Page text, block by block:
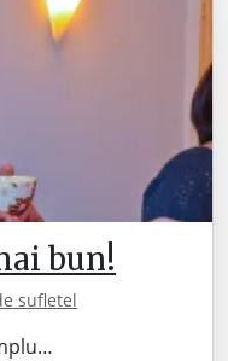
bun!
sufletel